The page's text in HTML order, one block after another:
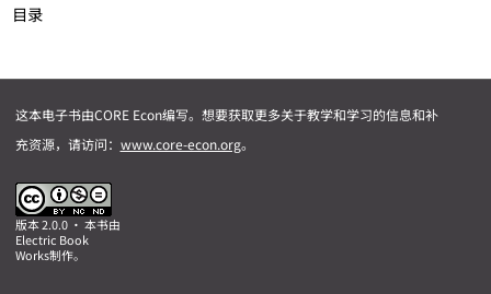
目录
这本电子书由CORE Econ编写。想要获取更多关于教学和学习的信息和补
充资源，请访问： www.core-econ.org。
版本 2.0.0 • 本书由
Electric Book
Works制作。